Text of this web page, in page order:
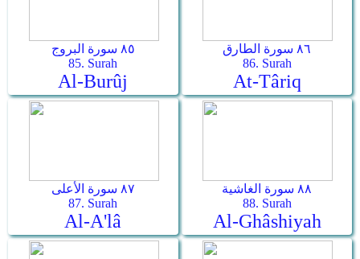
٨٥ سورة البروج
85. Surah
Al-Burûj
٨٦ سورة الطارق
86. Surah
At-Târiq
٨٧ سورة الأعلى
87. Surah
Al-A'lâ
٨٨ سورة الغاشية
88. Surah
Al-Ghâshiyah